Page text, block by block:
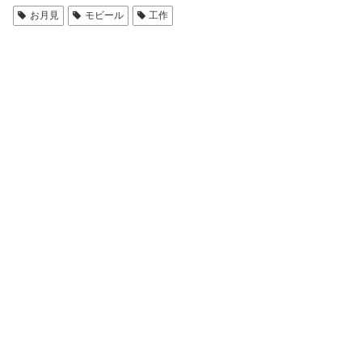
お月見 モビール 工作